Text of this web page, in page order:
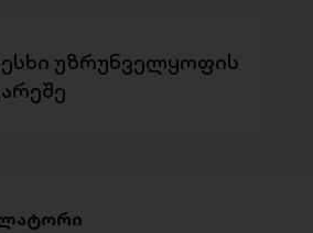
უზრუნველყოფის